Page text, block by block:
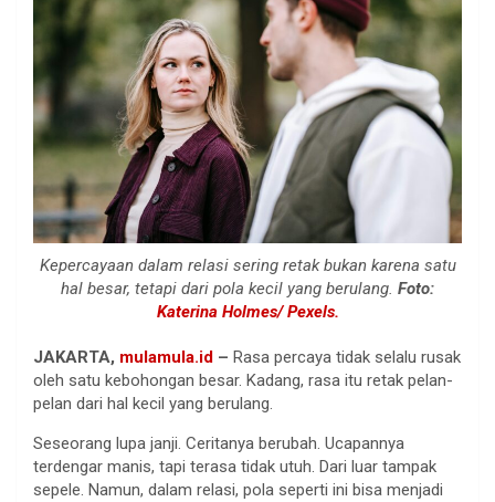
Kepercayaan dalam relasi sering retak bukan karena satu
hal besar, tetapi dari pola kecil yang berulang. Foto:
Katerina Holmes/ Pexels.
JAKARTA, mulamula.id – Rasa percaya tidak selalu rusak
oleh satu kebohongan besar. Kadang, rasa itu retak pelan-
pelan dari hal kecil yang berulang.
Seseorang lupa janji. Ceritanya berubah. Ucapannya
terdengar manis, tapi terasa tidak utuh. Dari luar tampak
sepele. Namun, dalam relasi, pola seperti ini bisa menjadi